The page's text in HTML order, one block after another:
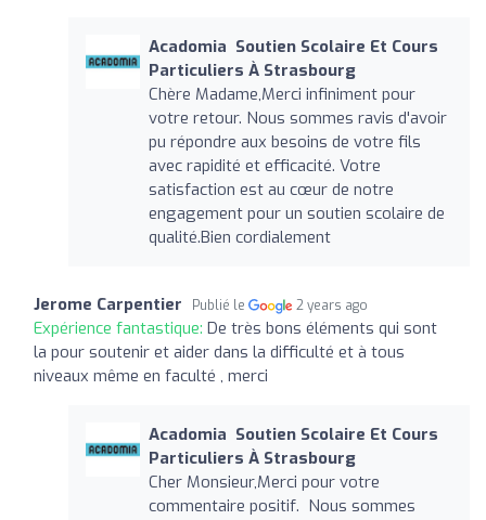
Acadomia ‍ Soutien Scolaire Et Cours
Particuliers À Strasbourg
Chère Madame,Merci infiniment pour
votre retour. Nous sommes ravis d'avoir
pu répondre aux besoins de votre fils
avec rapidité et efficacité. Votre
satisfaction est au cœur de notre
engagement pour un soutien scolaire de
qualité.Bien cordialement
Jerome Carpentier Publié le 2 years ago
Expérience fantastique: De très bons éléments qui sont
la pour soutenir et aider dans la difficulté et à tous
niveaux même en faculté , merci
Acadomia ‍ Soutien Scolaire Et Cours
Particuliers À Strasbourg
Cher Monsieur,Merci pour votre
commentaire positif. Nous sommes